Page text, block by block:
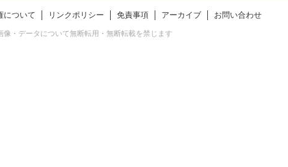
について リンクポリシー 免責事項 アーカイブ お問い合わせ
・データについて無断転用・無断転載を禁じます